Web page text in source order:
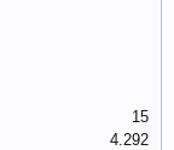
15
4.292